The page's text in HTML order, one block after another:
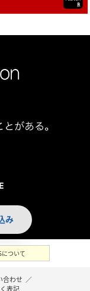
み
について
合わせ ／